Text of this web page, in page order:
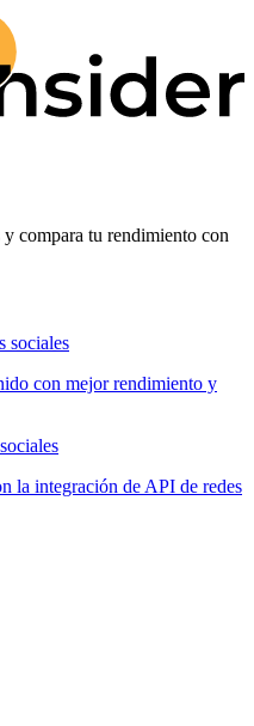
compara tu rendimiento con
sociales
con mejor rendimiento y
la integración de API de redes